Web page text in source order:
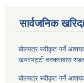
सार्वजनिक
बोलपत्र स्वीकृत गर्ने
खयरभट्टी वनकसबास
बोलपत्र स्वीकृत गर्ने